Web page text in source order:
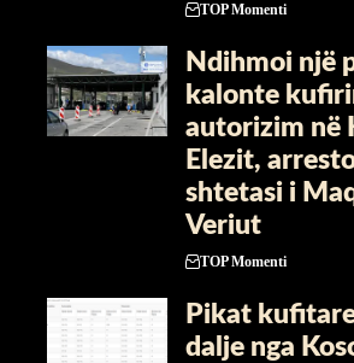
TOP Momenti
Ndihmoi një
kalonte
autorizim në
Elezit,
shtetasi i
Veriut
TOP Momenti
​Pikat
dalje nga